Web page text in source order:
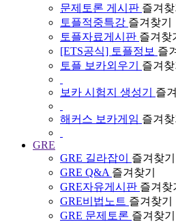
문제토론 게시판 즐겨찾
토플적중특강 즐겨찾기
토플자료게시판 즐겨찾
[ETS공식] 토플정보 즐
토플 보카외우기
즐겨찾
보카 시험지 생성기 즐
해커스 보카게임 즐겨찾
GRE
GRE 길라잡이
즐겨찾기
GRE Q&A 즐겨찾기
GRE자유게시판 즐겨찾
GRE비법노트 즐겨찾기
GRE 문제토론 즐겨찾기